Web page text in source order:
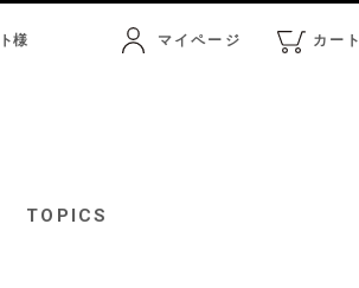
様 マイページ カート
TOPICS